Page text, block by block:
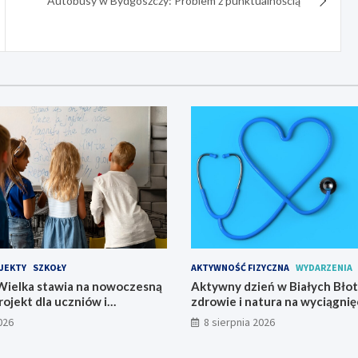
SZKOŁY
stawia na nowoczesną
dla uczniów i
w 2026 roku
AKTYWNOŚĆ FIZYCZNA WYDARZENIA
Aktywny dzień w Białych
zdrowie i natura na
8 sierpnia 2026